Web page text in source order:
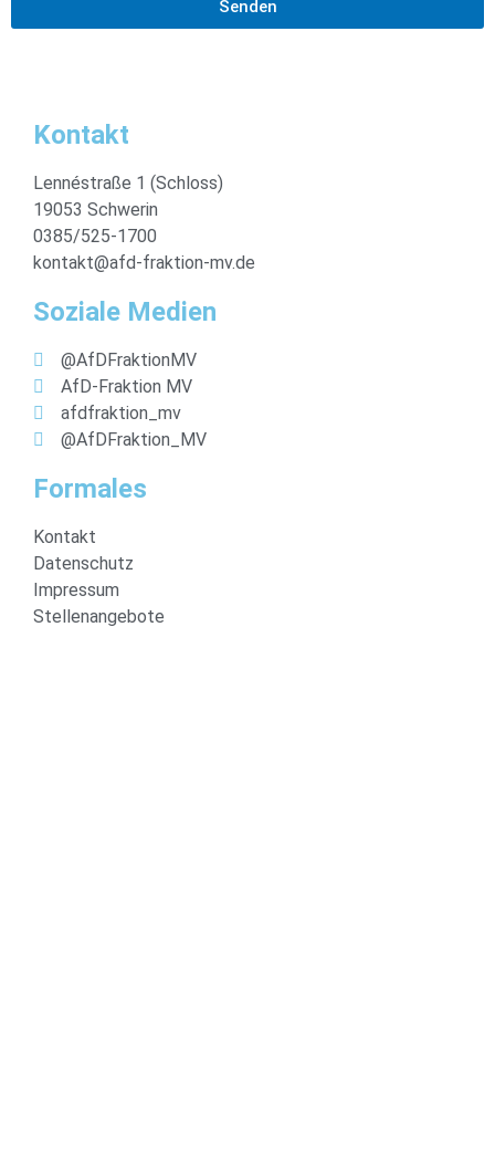
Senden
Kontakt
Lennéstraße 1 (Schloss)
19053 Schwerin
0385/525-1700
kontakt@afd-fraktion-mv.de
Soziale Medien
@AfDFraktionMV
AfD-Fraktion MV
afdfraktion_mv
@AfDFraktion_MV
Formales
Kontakt
Datenschutz
Impressum
Stellenangebote